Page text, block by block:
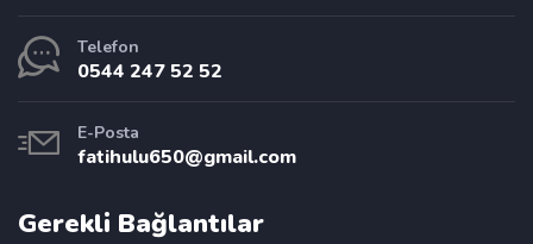
Telefon
0544 247 52 52
E-Posta
fatihulu650@gmail.com
Gerekli Bağlantılar